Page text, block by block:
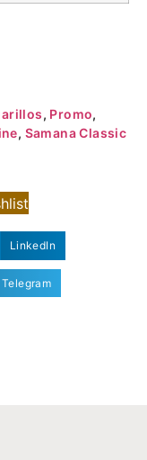
, Promo,
, Samana Classic
LinkedIn
Telegram